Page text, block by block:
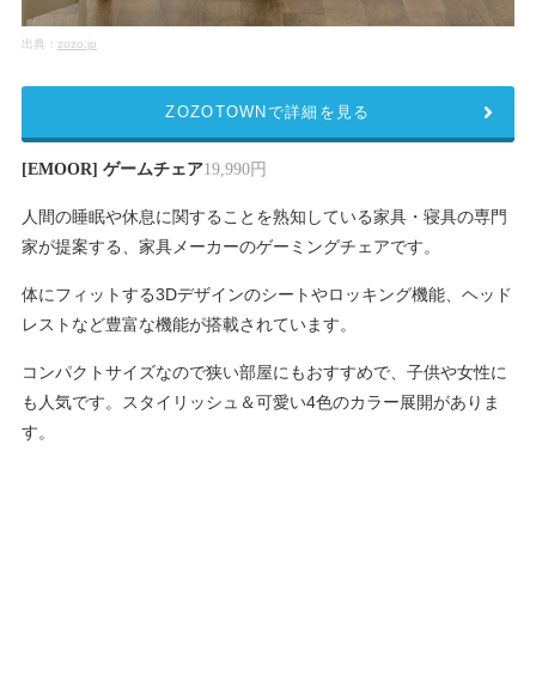
出典： zozo.jp
[EMOOR] ゲームチェア19,990円
人間の睡眠や休息に関することを熟知している家具・寝具の専門
家が提案する、家具メーカーのゲーミングチェアです。
体にフィットする3Dデザインのシートやロッキング機能、ヘッド
レストなど豊富な機能が搭載されています。
コンパクトサイズなので狭い部屋にもおすすめで、子供や女性に
も人気です。スタイリッシュ＆可愛い4色のカラー展開がありま
す。
ZOZOTOWNで詳細を見る